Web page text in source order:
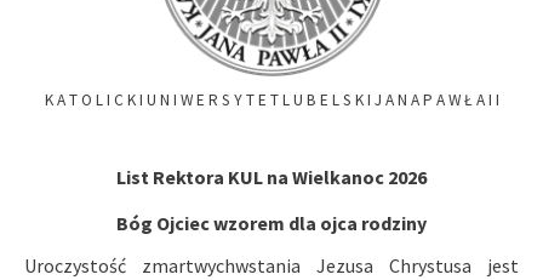
K A T O L I C K I U N I W E R S Y T E T L U B E L S K I J A N A P A W Ł A I I
List Rektora KUL na Wielkanoc 2026
Bóg Ojciec wzorem dla ojca rodziny
Uroczystość zmartwychwstania Jezusa Chrystusa jest